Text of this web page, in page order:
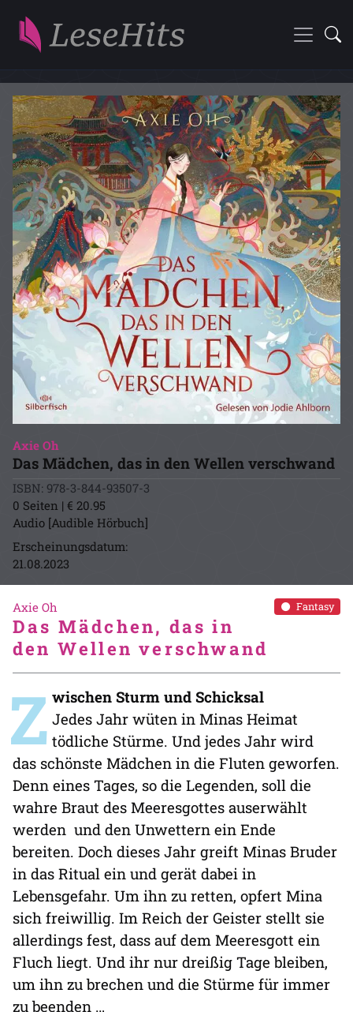
Axie Oh
Das Mädchen, das in den Wellen verschwand
ISBN: 978-3-844-93507-3
0 Seiten | € 20.95
Audio [Audible Hörbuch]
Erscheinungsdatum:
21.08.2023
Fantasy
Axie Oh
Das Mädchen, das in
den Wellen verschwand
Z wischen Sturm und Schicksal
Jedes Jahr wüten in Minas Heimat
tödliche Stürme. Und jedes Jahr wird
das schönste Mädchen in die Fluten geworfen.
Denn eines Tages, so die Legenden, soll die
wahre Braut des Meeresgottes auserwählt
werden und den Unwettern ein Ende
bereiten. Doch dieses Jahr greift Minas Bruder
in das Ritual ein und gerät dabei in
Lebensgefahr. Um ihn zu retten, opfert Mina
sich freiwillig. Im Reich der Geister stellt sie
allerdings fest, dass auf dem Meeresgott ein
Fluch liegt. Und ihr nur dreißig Tage bleiben,
um ihn zu brechen und die Stürme für immer
zu beenden …